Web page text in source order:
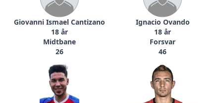
Giovanni Ismael Cantizano
18 år
Midtbane
26
Ignacio Ovando
18 år
Forsvar
46